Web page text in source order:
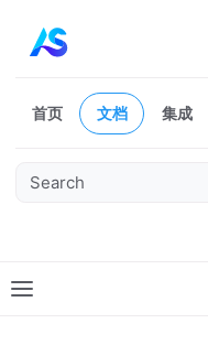
首页 文档 集成